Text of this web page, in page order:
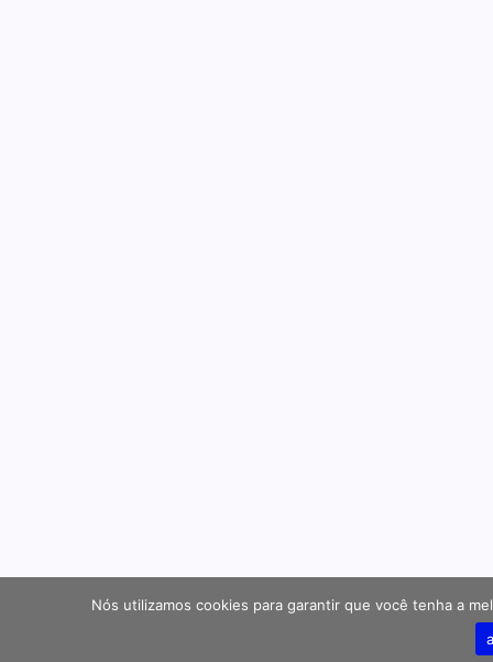
Nós utilizamos cookies para garantir que você tenha a